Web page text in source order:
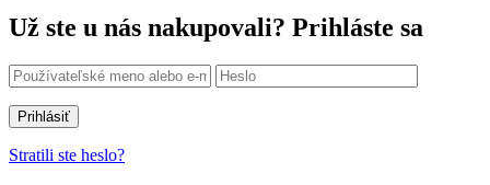
Už ste u nás nakupovali? Prihláste sa
Prihlásiť
Stratili ste heslo?